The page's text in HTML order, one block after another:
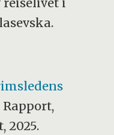
Rapport,
2025.